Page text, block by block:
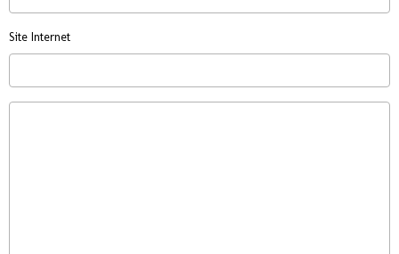
Site Internet